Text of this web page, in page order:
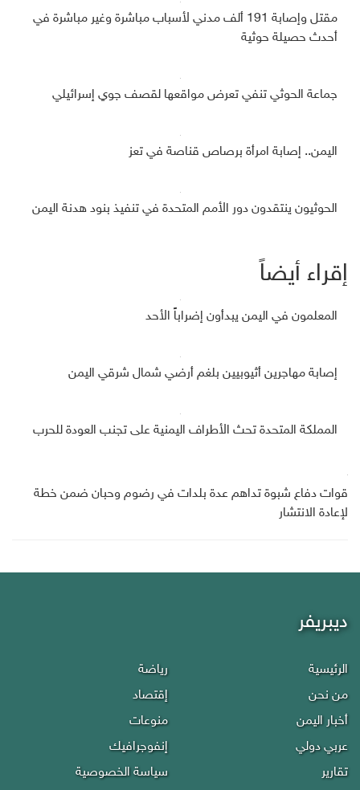
مقتل وإصابة 191 ألف مدني لأسباب مباشرة وغير مباشرة في
أحدث حصيلة حوثية
جماعة الحوثي تنفي تعرض مواقعها لقصف جوي إسرائيلي
اليمن.. إصابة امرأة برصاص قناصة في تعز
الحوثيون ينتقدون دور الأمم المتحدة في تنفيذ بنود هدنة اليمن
إقراء أيضاً
المعلمون في اليمن يبدأون إضراباً الأحد
إصابة مهاجرين أثيوبيين بلغم أرضي شمال شرقي اليمن
المملكة المتحدة تحث الأطراف اليمنية على تجنب العودة للحرب
قوات دفاع شبوة تداهم عدة بلدات في رضوم وحبان ضمن خطة
لإعادة الانتشار
ديبريفر
الرئيسية
من نحن
أخبار اليمن
عربي دولي
تقارير
رياضة
إقتصاد
منوعات
إنفوجرافيك
سياسة الخصوصية